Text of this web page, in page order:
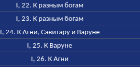
I, 22. К разным богам
I, 23. К разным богам
I, 24. К Агни, Савитару и Варуне
I, 25. К Варуне
I, 26. К Агни